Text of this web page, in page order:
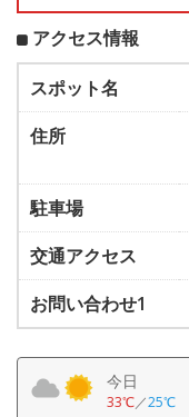
アクセス情報
スポット名
住所
駐車場
交通アクセス
お問い合わせ1
今日
33℃／25℃